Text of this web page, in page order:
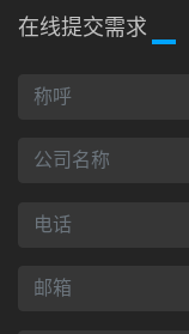
在线提交需求